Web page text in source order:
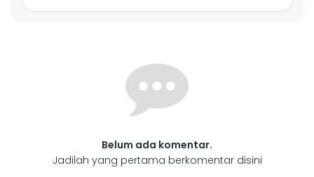
Belum ada komentar.
Jadilah yang pertama berkomentar disini